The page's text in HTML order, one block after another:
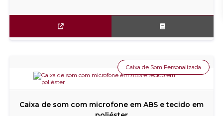
Caixa de som com microfone em ABS e tecido em
Caixa de Som Personalizada